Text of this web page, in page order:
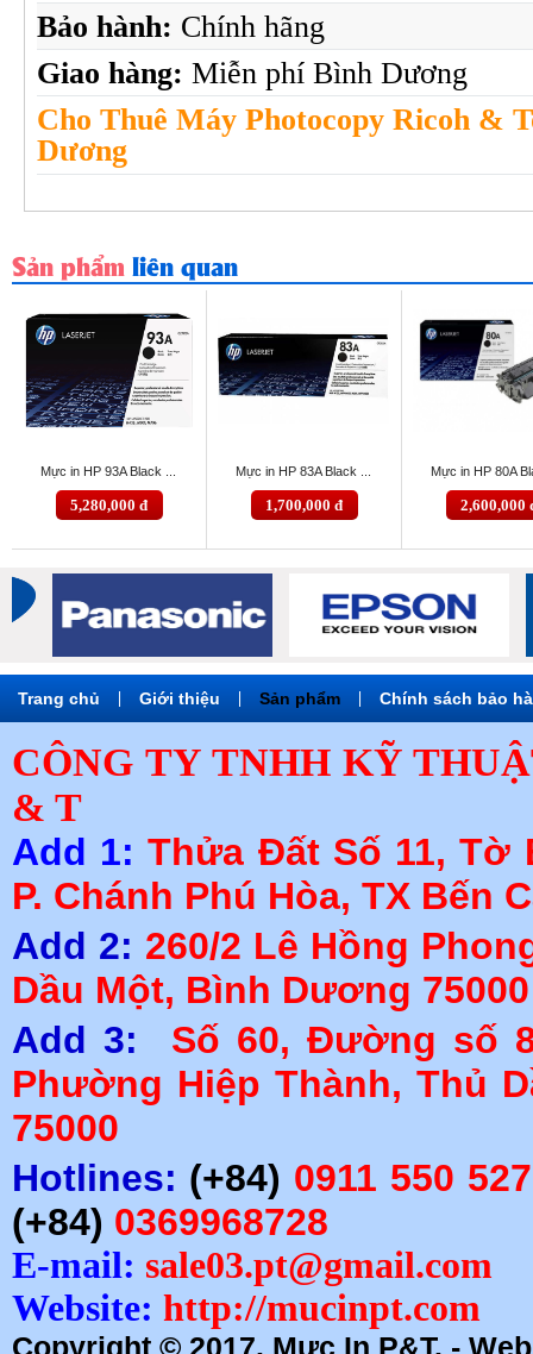
Bảo hành: Chính hãng
Giao hàng: Miễn phí Bình Dương
Cho Thuê Máy Photocopy Ricoh &
Dương
Sản phẩm liên quan
Mực in HP 93A Black ...
5,280,000 đ
Mực in HP 83A Black ...
1,700,000 đ
Mực in HP 80A
2,600,000
Trang chủ Giới thiệu Sản phẩm Chính sách bảo
CÔNG TY TNHH KỸ
& T
Add 1:Thửa Đất Số 11, Tờ
P. Chánh Phú Hòa, TX Bến
Add 2: 260/2 Lê Hồng
Dầu Một, Bình Dương 75000
Add 3:
Số 60, Đường số
Phường Hiệp Thành, Thủ
75000
Hotlines: (+84) 0911 550
(+84) 0369968728
E-mail: sale03.pt@gmail.com
Website: http://mucinpt.com
Copyright © 2017. Mực In P&T. -